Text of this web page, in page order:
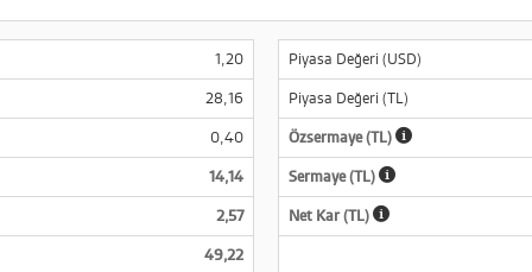
1,20
28,16
0,40
14,14
2,57
49,22
Piyasa Değeri (USD)
Piyasa Değeri (TL)
Özsermaye (TL)
Sermaye (TL)
Net Kar (TL)